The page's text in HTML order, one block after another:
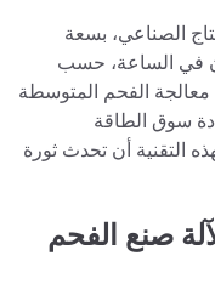
الصناعي، بسعة
من 800 كجم إلى 3 أطنان في الساعة، حسب
معالجة الفحم المتوسطة
سوق الطاقة
التقنية أن تحدث ثورة
صنع الفحم